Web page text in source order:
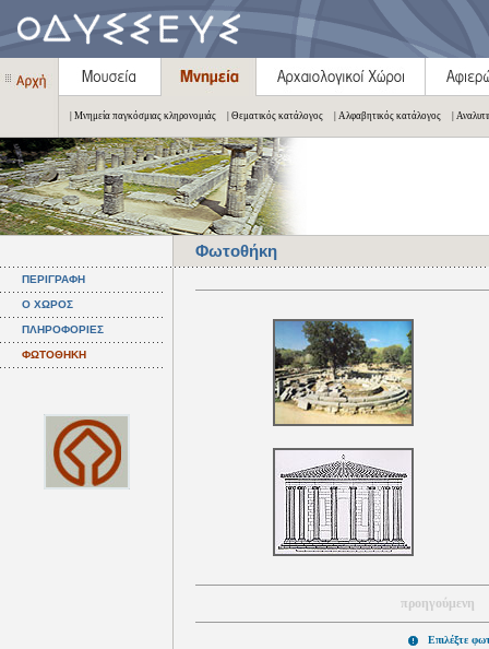
| Μνημεία παγκόσμιας κληρονομιάς | Θεματικός κατάλογος | Αλφαβητικός κατάλογος |
Φωτοθήκη
ΠΕΡΙΓΡΑΦΗ
Ο ΧΩΡΟΣ
ΠΛΗΡΟΦΟΡΙΕΣ
ΦΩΤΟΘΗΚΗ
προηγούμενη
Επιλέξτε